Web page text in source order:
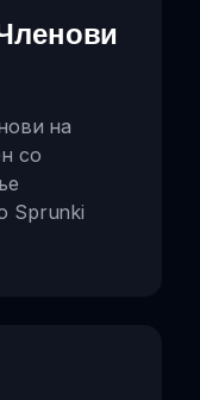
на
со
Sprunki